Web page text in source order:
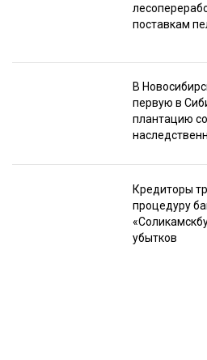
поставкам
В
первую в
плантацию
Кредиторы
процедуру
убытков